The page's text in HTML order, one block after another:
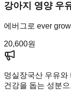
강아지 영양 우
에버그로 ever grow
20,600원
멍실장국산 우유와
건강을 돕는 성분